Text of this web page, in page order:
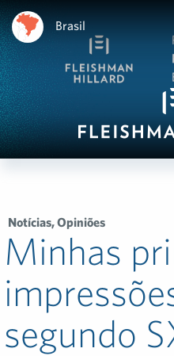
Brasil
Notícias,Opiniões
Minhas
segundo